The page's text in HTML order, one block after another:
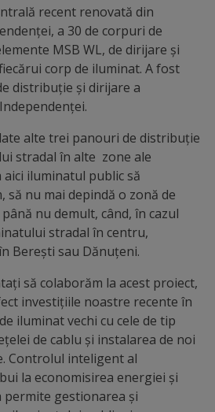
recent renovată din
a 30 de corpuri de
MSB WL, de dirijare și
corp de iluminat. A fost
distribuție și dirijare a
alte trei panouri de distribuție
stradal în alte zone ale
iluminatul public să
nu mai depindă o zonă de
nu demult, când, în cazul
stradal în centru,
Berești sau Dănuțeni.
să colaborăm la acest proiect,
investițiile noastre recente în
iluminat vechi cu cele de tip
de cablu și instalarea de noi
Controlul inteligent al
la economisirea energiei și
permite gestionarea și